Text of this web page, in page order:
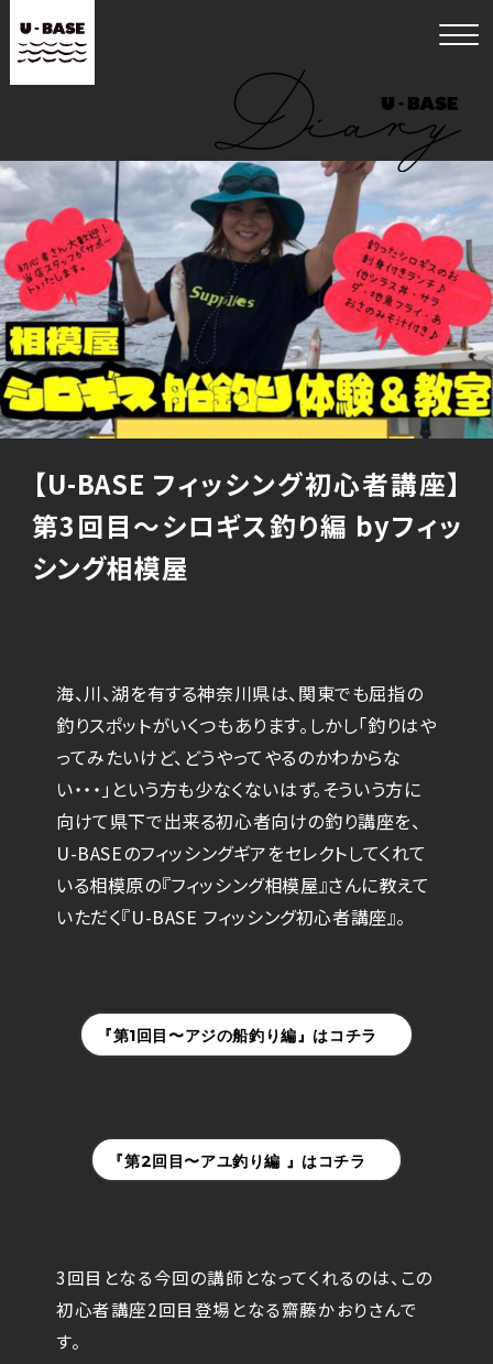
【U-BASE フィッシング初心者講座】
第3回目〜シロギス釣り編 byフィッ
シング相模屋
海、川、湖を有する神奈川県は、関東でも屈指の
釣りスポットがいくつもあります。しかし「釣りはや
ってみたいけど、どうやってやるのかわからな
い・・・」という方も少なくないはず。そういう方に
向けて県下で出来る初心者向けの釣り講座を、
U-BASEのフィッシングギアをセレクトしてくれて
いる相模原の『フィッシング相模屋』さんに教えて
いただく『U-BASE フィッシング初心者講座』。
『第1回目〜アジの船釣り編』はコチラ
『第2回目〜アユ釣り編 』はコチラ
3回目となる今回の講師となってくれるのは、この
初心者講座2回目登場となる齋藤かおりさんで
す。